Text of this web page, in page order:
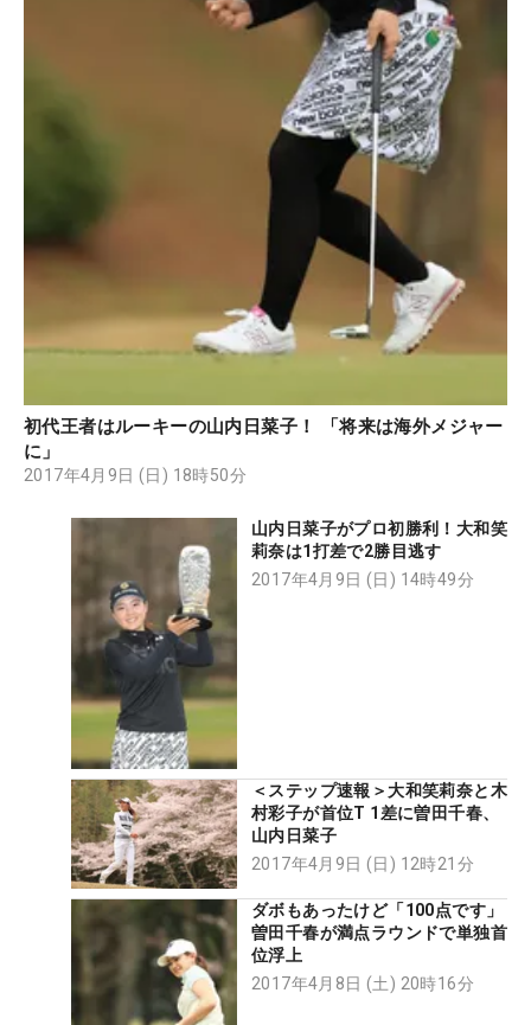
初代王者はルーキーの山内日菜子！ 「将来は海外メジャー
に」
2017年4月9日 (日) 18時50分
山内日菜子がプロ初勝利！大和笑
莉奈は1打差で2勝目逃す
2017年4月9日 (日) 14時49分
＜ステップ速報＞大和笑莉奈と木
村彩子が首位T 1差に曽田千春、
山内日菜子
2017年4月9日 (日) 12時21分
ダボもあったけど「100点です」
曽田千春が満点ラウンドで単独首
位浮上
2017年4月8日 (土) 20時16分